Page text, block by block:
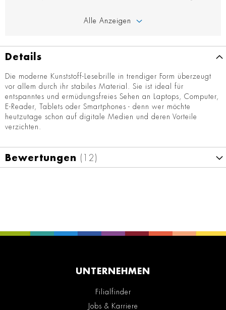
Alle Anzeigen
Details
Die moderne Kunststoff-Lesebrille in trendiger Form überzeugt
vor allem durch ihr stabiles Material. Sie ist ideal für
entspanntes und ermüdungsfreies Sehen an Laptops, Computer,
E-Reader, Tablets oder Smartphones - denn wer möchte
heutzutage schon auf digitale Medien und deren Vorteile
verzichten.
Bewertungen 12
UNTERNEHMEN
Filialfinder
Jobs & Karriere